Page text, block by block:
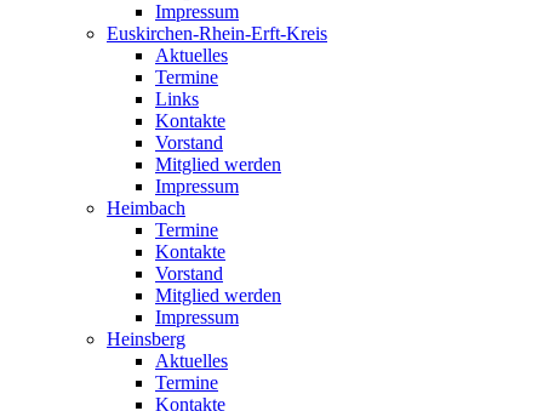
Impressum
Euskirchen-Rhein-Erft-Kreis
Aktuelles
Termine
Links
Kontakte
Vorstand
Mitglied werden
Impressum
Heimbach
Termine
Kontakte
Vorstand
Mitglied werden
Impressum
Heinsberg
Aktuelles
Termine
Kontakte